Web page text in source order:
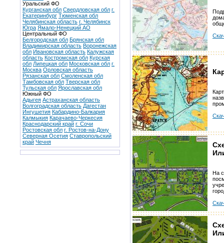
Уральский ФО
Курганская обл Свердловская обл г.
Екатеринбург Тюменская обл
Челябинская область г. Челябинск
Югра Ямало-Ненецкий АО
Центральный ФО
Белгородская обл Брянская обл
Владимирская область Воронежская
обл Ивановская область Калужская
область Костромская обл Курская
обл Липецкая обл Московская обл г.
Москва Орловская область
Рязанская обл Смоленская обл
Тамбовская обл Тверская обл
Тульская обл Ярославская обл
Южный ФО
Адыгея Астраханская область
Волгоградская область Дагестан
Ингушетия Кабардино-Балкария
Калмыкия Карачаево-Черкесия
Краснодарский край г. Сочи
Ростовская обл г. Ростов-на-Дону
Северная Осетия Ставропольский
край Чечня
На